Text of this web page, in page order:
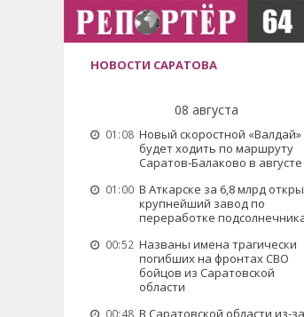
НОВОСТИ САРАТОВА
08 августа
01:08 Новый скоростной «Валдай»
будет ходить по маршруту
Саратов-Балаково в августе
01:00 В Аткарске за 6,8 млрд
крупнейший завод по
переработке
00:52 Названы имена трагически
погибших на фронтах СВО
бойцов из Саратовской
области
00:48 В Саратовской области из-за